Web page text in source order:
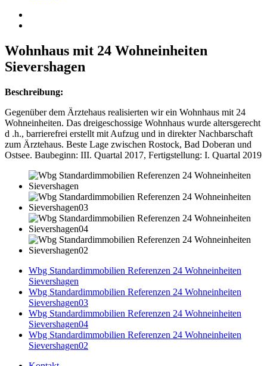
Wohnhaus mit 24 Wohneinheiten
Sievershagen
Beschreibung:
Gegenüber dem Ärztehaus realisierten wir ein Wohnhaus mit 24
Wohneinheiten. Das dreigeschossige Wohnhaus wurde altersgerecht
d .h., barrierefrei erstellt mit Aufzug und in direkter Nachbarschaft
zum Ärztehaus. Beste Lage zwischen Rostock, Bad Doberan und
Ostsee. Baubeginn: III. Quartal 2017, Fertigstellung: I. Quartal 2019
Wbg Standardimmobilien Referenzen 24 Wohneinheiten
Sievershagen
Wbg Standardimmobilien Referenzen 24 Wohneinheiten
Sievershagen03
Wbg Standardimmobilien Referenzen 24 Wohneinheiten
Sievershagen04
Wbg Standardimmobilien Referenzen 24 Wohneinheiten
Sievershagen02